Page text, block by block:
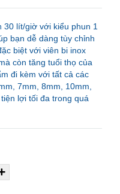
30 lít/giờ với kiểu phun 1
bạn dễ dàng tùy chỉnh
biệt với viên bi inox
còn tăng tuổi thọ của
đi kèm với tất cả các
7mm, 8mm, 10mm,
lợi tối đa trong quá